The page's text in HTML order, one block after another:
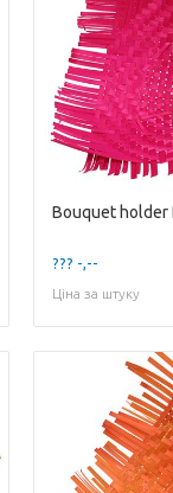
??? -,--
Ціна за штуку